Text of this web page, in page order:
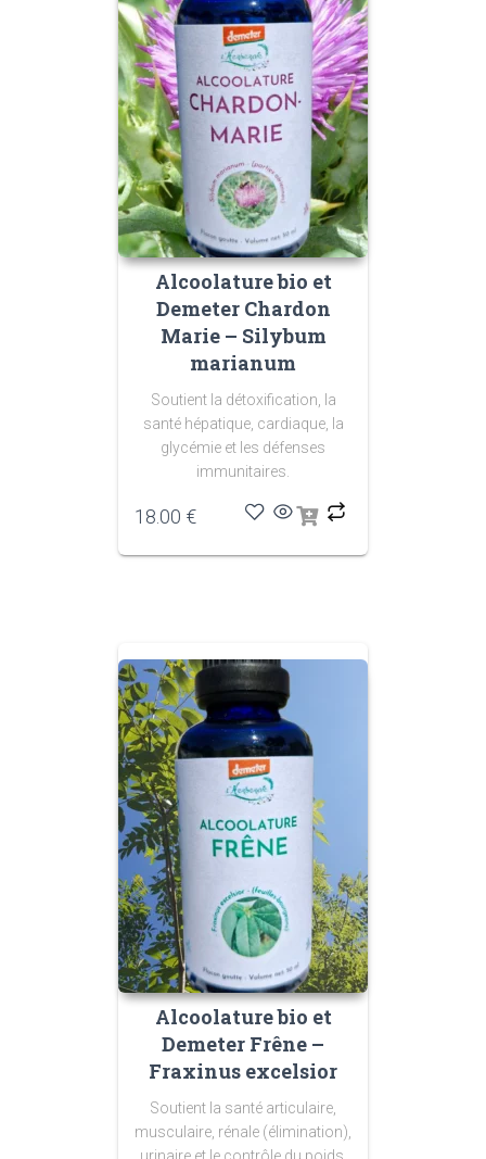
Alcoolature bio et
Demeter Chardon
Marie – Silybum
marianum
Soutient la détoxification, la
santé hépatique, cardiaque, la
glycémie et les défenses
immunitaires.
18.00 €
Alcoolature bio et
Demeter Frêne –
Fraxinus excelsior
Soutient la santé articulaire,
musculaire, rénale (élimination),
urinaire et le contrôle du poids.